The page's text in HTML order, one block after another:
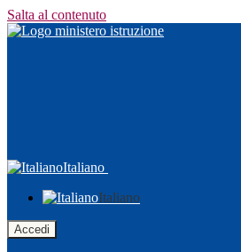
Salta al contenuto
Italiano
Italiano
Accedi